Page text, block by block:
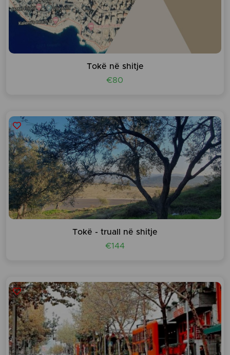
Tokë në shitje
€80
Tokë - truall në shitje
€144